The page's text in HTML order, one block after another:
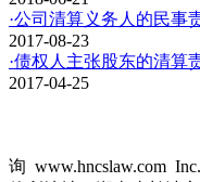
·公司清算义务人的民事
2017-08-23
·债权人主张股东的清算
2017-04-25
询 www.hncslaw.com